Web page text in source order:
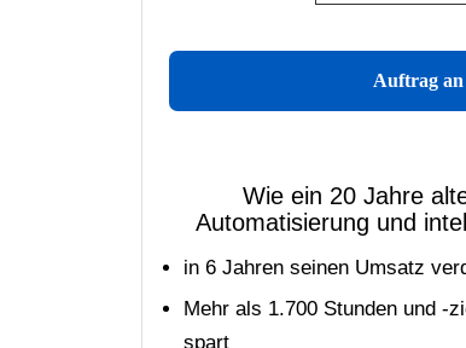
Wie ein 20 Jahre
Automatisierung und
in 6 Jahren seinen Umsatz
Mehr als 1.700 Stunden und -
spart